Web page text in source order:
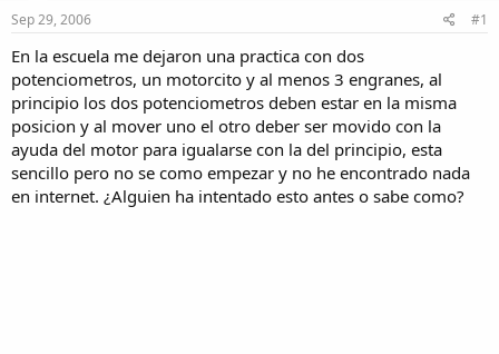
e
i
n
c
i
o
Sep 29, 2006 #1
En la escuela me dejaron una practica con dos
potenciometros, un motorcito y al menos 3 engranes, al
principio los dos potenciometros deben estar en la misma
posicion y al mover uno el otro deber ser movido con la
ayuda del motor para igualarse con la del principio, esta
sencillo pero no se como empezar y no he encontrado nada
en internet. ¿Alguien ha intentado esto antes o sabe como?